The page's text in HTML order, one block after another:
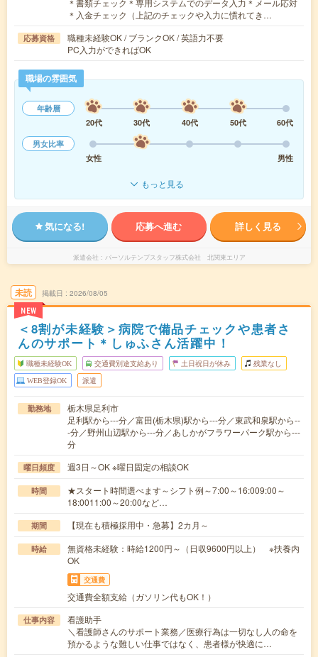
＊書類チェック＊専用システムでのデータ入力＊メール応対
＊入金チェック（上記のチェックや入力に慣れてき…
応募資格
職種未経験OK / ブランクOK / 英語力不要
PC入力ができればOK
職場の雰囲気
年齢層
20代
30代 40代 50代
60代
男女比率
女性
男性
もっと見る
気になる! 応募へ進む 詳しく見る
派遣会社 パーソルテンプスタッフ株式会社 北関東エリア
未読
NEW
掲載日 2026/08/05
＜8割が未経験＞病院で備品チェックや患者さ
んのサポート＊しゅふさん活躍中！
職種未経験OK 交通費別途支給あり 土日祝日が休み 残業なし
WEB登録OK 派遣
勤務地
栃木県足利市
足利駅から---分／富田(栃木県)駅から---分／東武和泉駅から--
-分／野州山辺駅から---分／あしかがフラワーパーク駅から---
分
曜日頻度 週3日～OK ※曜日固定の相談OK
時間
★スタート時間選べます～シフト例～7:00～16:009:00～
18:0011:00～20:00など…
期間 【現在も積極採用中・急募】2カ月～
時給
無資格未経験：時給1200円～（日収9600円以上） ※扶養内
OK
交通費
交通費全額支給（ガソリン代もOK！）
仕事内容
看護助手
＼看護師さんのサポート業務／医療行為は一切なし人の命を
預かるような難しい仕事ではなく、患者様が快適に…